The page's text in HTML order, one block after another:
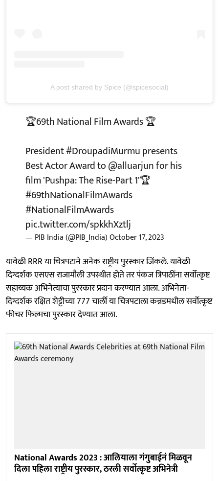
A post shared by Spice (@spicesocial)
🏆69th National Film Awards 🏆
President#DroupadiMurmupresents
Best Actor Award to@alluarjunfor his
film 'Pushpa: The Rise-Part 1'🏆
#69thNationalFilmAwards
#NationalFilmAwards
pic.twitter.com/spkkhXztlj
— PIB India (@PIB_India)October 17, 2023
यावेळी RRR या चित्रपटाने अनेक राष्ट्रीय पुरस्कार जिंकले. यावेळी
दिग्दर्शक एसएस राजामौली उपस्थीत होते तर पंकज त्रिपाठींना सर्वोत्कृष्ट
सहाय्यक अभिनेत्याचा पुरस्कार प्रदान करण्यात आला. अभिनेता-
दिग्दर्शक रक्षित शेट्टीच्या 777 चार्ली या चित्रपटाला कन्नडमधील सर्वोत्कृष्ट
फीचर फिल्मचा पुरस्कार देण्यात आला.
National Awards 2023 : आलियाला गंगुबाईनं मिळवून
दिला पहिला राष्ट्रीय पुरस्कार, ठरली सर्वोत्कृष्ट अभिनेत्री